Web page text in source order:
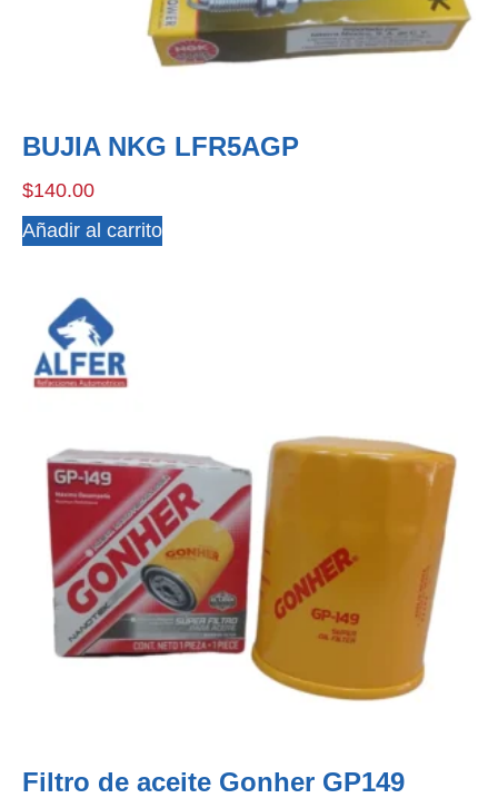
BUJIA NKG LFR5AGP
$140.00
Añadir al carrito
Filtro de aceite Gonher GP149